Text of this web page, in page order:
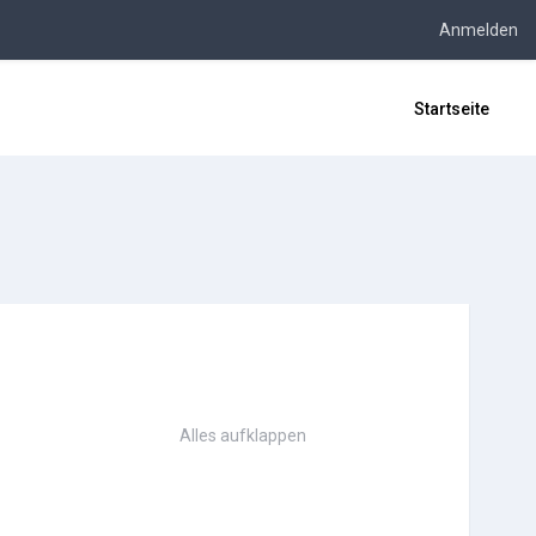
Anmelden
Startseite
Alles aufklappen